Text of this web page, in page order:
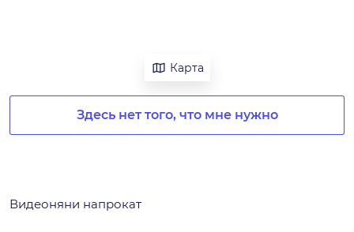
Карта
Здесь нет того, что мне нужно
Видеоняни напрокат